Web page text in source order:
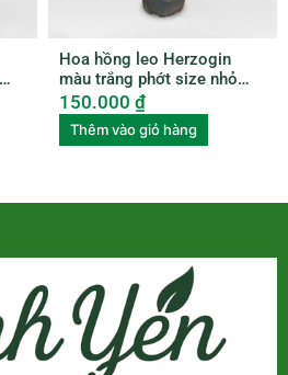
Hoa hồng leo Herzogin
màu trắng phớt size nhỏ
ROSE011
150.000 ₫
Thêm vào giỏ hàng